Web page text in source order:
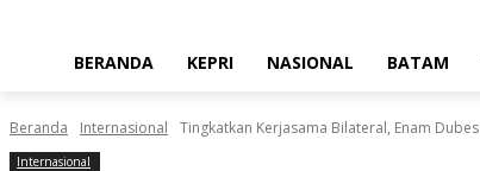
BERANDA KEPRI NASIONAL BATAM
Beranda Internasional Tingkatkan Kerjasama Bilateral, Enam
Internasional